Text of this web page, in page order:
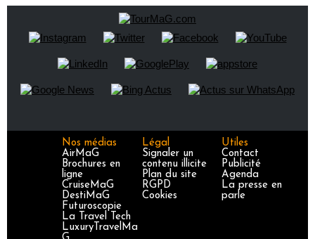
Nos médias
AirMaG
Brochures en
ligne
CruiseMaG
DestiMaG
Futuroscopie
La Travel Tech
LuxuryTravelMa
Légal
Signaler un
contenu illicite
Plan du site
RGPD
Cookies
Utiles
Contact
Publicité
Agenda
La presse en
parle